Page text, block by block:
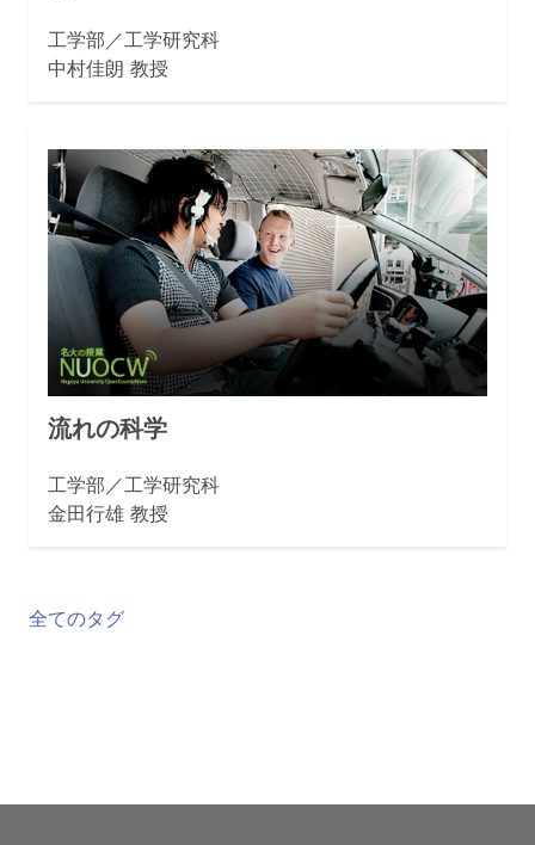
工学部／工学研究科
中村佳朗 教授
流れの科学
工学部／工学研究科
金田行雄 教授
全てのタグ